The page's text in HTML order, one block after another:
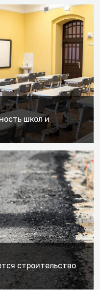
школ и
строительство